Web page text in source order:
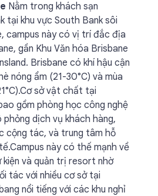
Nằm trong khách sạn
tại khu vực South Bank sôi
campus này có vị trí đắc địa
gần Khu Văn hóa Brisbane
Brisbane có khí hậu cận
nóng ẩm (21-30°C) và mùa
sở vật chất tại
gồm phòng học công nghệ
dịch vụ khách hàng,
cộng tác, và trung tâm hỗ
này có thế mạnh về
và quản trị resort nhờ
tác với nhiều cơ sở tại
nổi tiếng với các khu nghỉ